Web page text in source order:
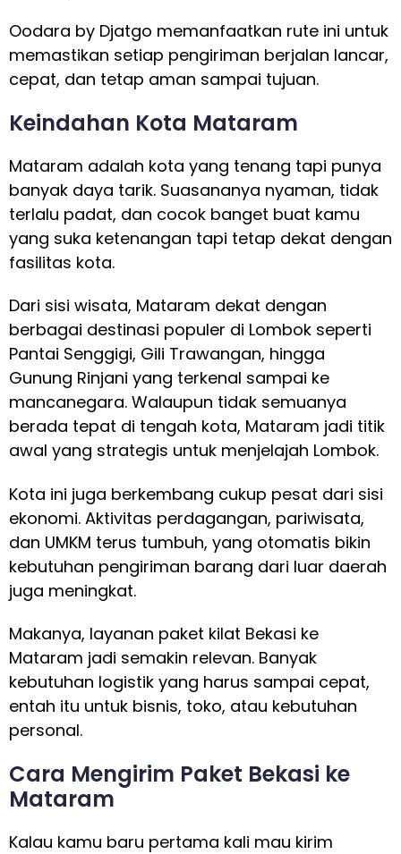
Oodara by Djatgo memanfaatkan rute ini untuk
memastikan setiap pengiriman berjalan lancar,
cepat, dan tetap aman sampai tujuan.
Keindahan Kota Mataram
Mataram adalah kota yang tenang tapi punya
banyak daya tarik. Suasananya nyaman, tidak
terlalu padat, dan cocok banget buat kamu
yang suka ketenangan tapi tetap dekat dengan
fasilitas kota.
Dari sisi wisata, Mataram dekat dengan
berbagai destinasi populer di Lombok seperti
Pantai Senggigi, Gili Trawangan, hingga
Gunung Rinjani yang terkenal sampai ke
mancanegara. Walaupun tidak semuanya
berada tepat di tengah kota, Mataram jadi titik
awal yang strategis untuk menjelajah Lombok.
Kota ini juga berkembang cukup pesat dari sisi
ekonomi. Aktivitas perdagangan, pariwisata,
dan UMKM terus tumbuh, yang otomatis bikin
kebutuhan pengiriman barang dari luar daerah
juga meningkat.
Makanya, layanan paket kilat Bekasi ke
Mataram jadi semakin relevan. Banyak
kebutuhan logistik yang harus sampai cepat,
entah itu untuk bisnis, toko, atau kebutuhan
personal.
Cara Mengirim Paket Bekasi ke
Mataram
Kalau kamu baru pertama kali mau kirim